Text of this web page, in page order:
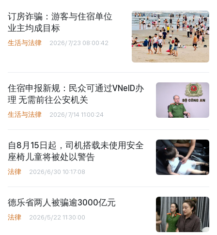
订房诈骗：游客与住宿单位
业主均成目标
生活与法律 2026/7/23 08:00:42
住宿申报新规：民众可通过VNeID办
理 无需前往公安机关
生活与法律 2026/7/14 11:00:24
自8月15日起，司机搭载未使用安全
座椅儿童将被处以警告
法律 2026/6/30 10:17:08
德乐省两人被骗逾3000亿元
法律 2026/5/22 11:30:00